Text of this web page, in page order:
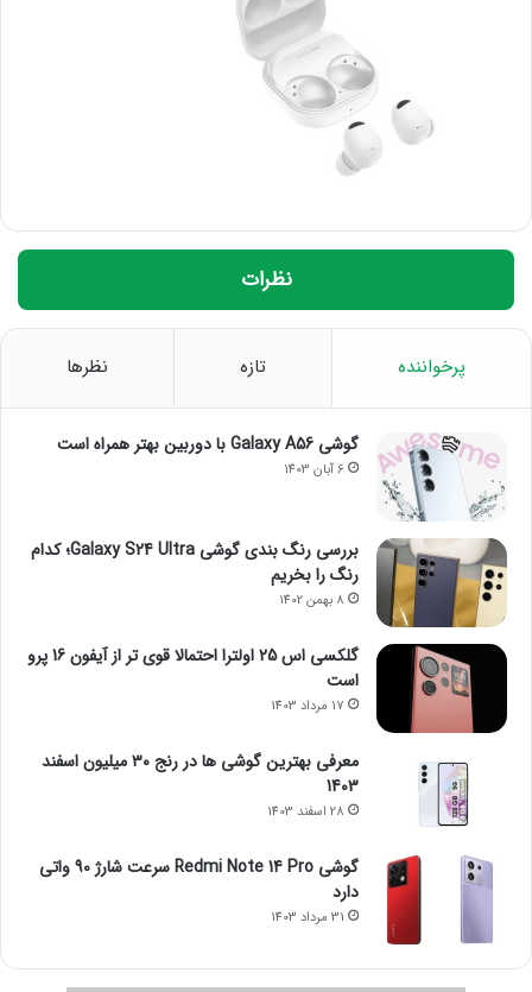
نظرات
پرخواننده تازه نظرها
گوشی Galaxy A56 با دوربین بهتر همراه است
6 آبان 1403
بررسی رنگ بندی گوشی Galaxy S24 Ultra؛ کدام
رنگ را بخریم
8 بهمن 1402
گلکسی اس 25 اولترا احتمالا قوی تر از آیفون 16 پرو
است
17 مرداد 1403
معرفی بهترین گوشی ها در رنج ۳۰ میلیون اسفند
1403
28 اسفند 1403
گوشی Redmi Note 14 Pro سرعت شارژ 90 واتی
دارد
31 مرداد 1403